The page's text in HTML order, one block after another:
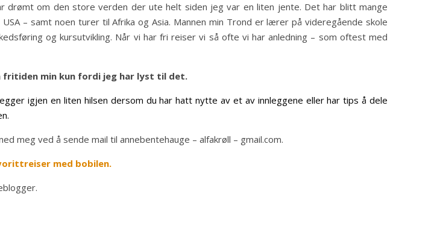
drømt om den store verden der ute helt siden jeg var en liten jente. Det har blitt mange
– samt noen turer til Afrika og Asia. Mannen min Trond er lærer på videregående skole
og kursutvikling. Når vi har fri reiser vi så ofte vi har anledning – som oftest med
fritiden min kun fordi jeg har lyst til det.
igjen en liten hilsen dersom du har hatt nytte av et av innleggene eller har tips å dele
meg ved å sende mail til annebentehauge – alfakrøll – gmail.com.
med bobilen.